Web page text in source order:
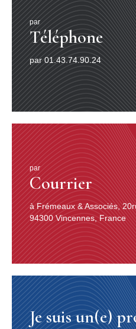
par
Téléphone
par 01.43.74.90.24
par
Courrier
à Frémeaux & Associés,
94300 Vincennes, France
Je suis un(e)